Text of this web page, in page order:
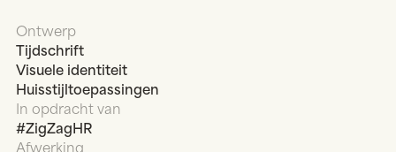
Ontwerp
Tijdschrift
Visuele identiteit
Huisstijltoepassingen
In opdracht van
#ZigZagHR
Afwerking